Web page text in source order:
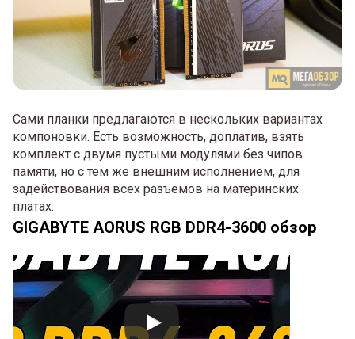
Сами планки предлагаются в нескольких вариантах
компоновки. Есть возможность, доплатив, взять
комплект с двумя пустыми модулями без чипов
памяти, но с тем же внешним исполнением, для
задействования всех разъемов на материнских
платах.
GIGABYTE AORUS RGB DDR4-3600 обзор